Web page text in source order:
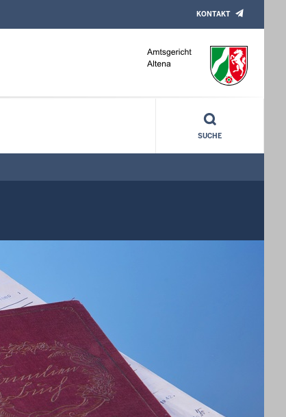
KONTAKT
SUCHE